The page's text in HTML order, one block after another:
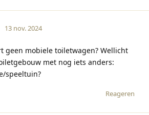
13 nov. 2024
geen mobiele toiletwagen? Wellicht
met nog iets anders:
speeltuin?
Reageren